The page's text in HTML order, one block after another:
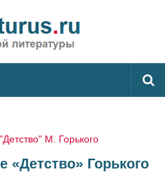
М. Горького
«Детство» Горького